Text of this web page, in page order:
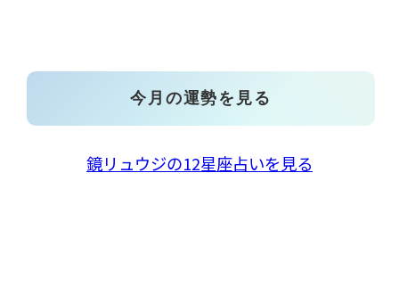
今月の運勢を見る
鏡リュウジの12星座占いを見る